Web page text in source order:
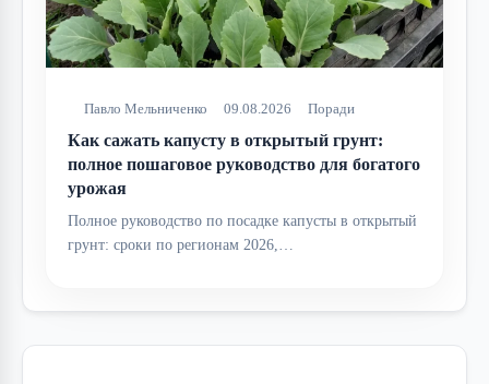
Павло Мельниченко 09.08.2026 Поради
Как сажать капусту в открытый грунт:
полное пошаговое руководство для богатого
урожая
Полное руководство по посадке капусты в открытый
грунт: сроки по регионам 2026,…